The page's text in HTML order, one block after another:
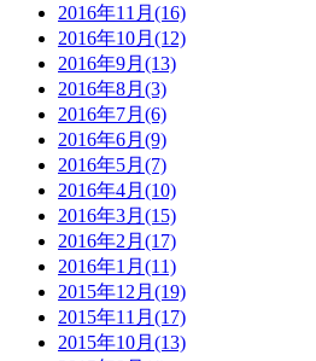
2016年11月(16)
2016年10月(12)
2016年9月(13)
2016年8月(3)
2016年7月(6)
2016年6月(9)
2016年5月(7)
2016年4月(10)
2016年3月(15)
2016年2月(17)
2016年1月(11)
2015年12月(19)
2015年11月(17)
2015年10月(13)